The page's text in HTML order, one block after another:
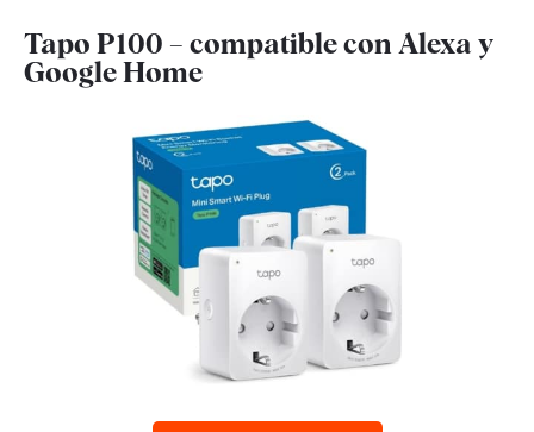
Tapo P100 – compatible con Alexa y
Google Home